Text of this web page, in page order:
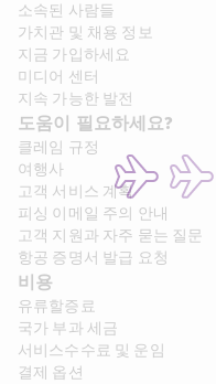
소속된 사람들
가치관 및 채용 정보​
지금 가입하세요
미디어 센터
지속 가능한 발전
도움이 필요하세요?
클레임 규정
여행사
고객 서비스 계획
피싱 이메일 주의 안내
고객 지원과 자주 묻는 질문
항공 증명서 발급 요청
비용
유류할증료
국가 부과 세금
서비스수수료 및 운임
결제 옵션